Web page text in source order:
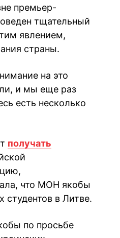
премьер-
тщательный
явлением,
страны.
на это
и мы еще раз
есть несколько
получать
что МОН якобы
студентов в Литве.
по просьбе